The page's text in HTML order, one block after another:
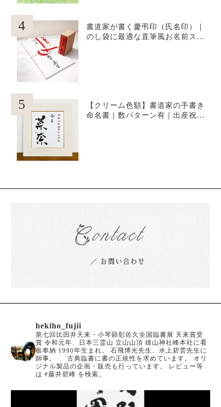
4
書道家が書く慶弔印（氏名印）｜
のし袋に最適な直筆風お名前スタ
5
【クリーム色額】書道家の手書き
命名書｜数パターン有｜出産祝
hekiho_fujii
第七回比田井天来・小琴顕彰佐久全国臨書展 天来賞受
賞 令和元年、日本三霊山 立山山頂 雄山神社峰本社に看
板奉納 1990年生まれ。
石飛博光先生、水上碧雲先生に
師事。
古典臨書に書の正統性を求めています。
オリ
ジナル製品の企画・販売も行っています。
レビュー等
は #藤井碧峰 を検索。